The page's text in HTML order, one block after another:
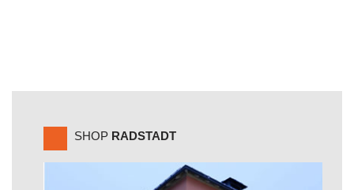
SHOP RADSTADT